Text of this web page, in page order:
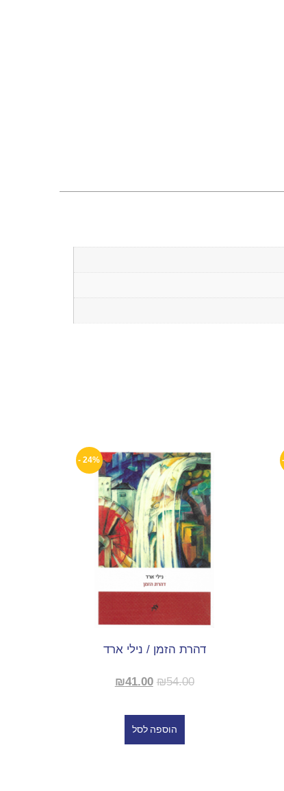
24% -
דהרת הזמן / נילי ארד
₪54.00
₪41.00
הוספה לסל